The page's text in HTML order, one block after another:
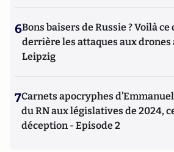
6Bons baisers de Russie ? Voilà ce
derrière les attaques aux drones
Leipzig
7Carnets apocryphes
du RN aux législatives de 2024,
déception - Episode 2